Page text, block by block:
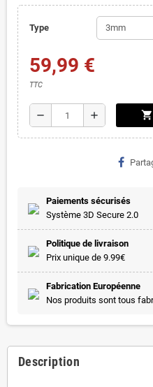
Type
59,99 €
TTC
remove add shopping_cart
Paiements sécurisés
Système 3D Secure 2.0
Politique de livraison
Prix unique de 9.99€
Fabrication Européenne
Nos produits sont tous
Description